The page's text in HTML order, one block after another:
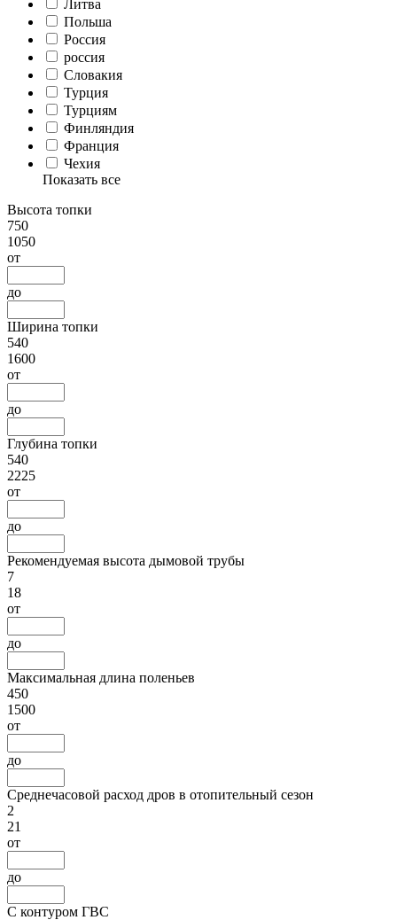
Литва
Польша
Россия
россия
Словакия
Турция
Турциям
Финляндия
Франция
Чехия
Показать все
Высота топки
750
1050
от
до
Ширина топки
540
1600
от
до
Глубина топки
540
2225
от
до
Рекомендуемая высота дымовой трубы
7
18
от
до
Максимальная длина поленьев
450
1500
от
до
Среднечасовой расход дров в отопительный сезон
2
21
от
до
С контуром ГВС